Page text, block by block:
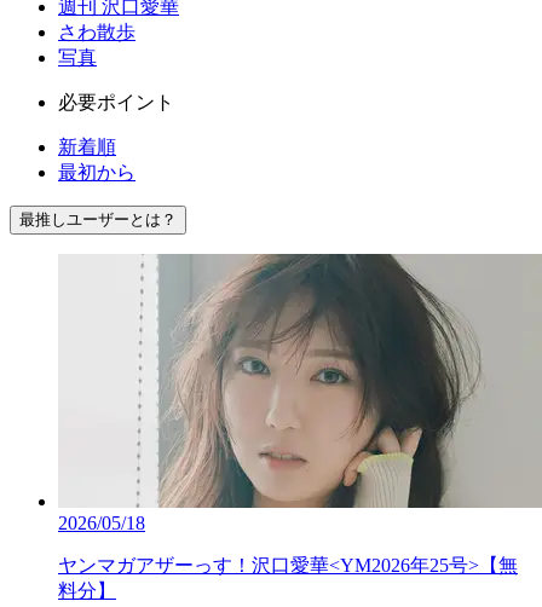
週刊 沢口愛華
さわ散歩
写真
必要ポイント
新着順
最初から
最推しユーザーとは？
2026/05/18
ヤンマガアザーっす！沢口愛華<YM2026年25号>【無
料分】